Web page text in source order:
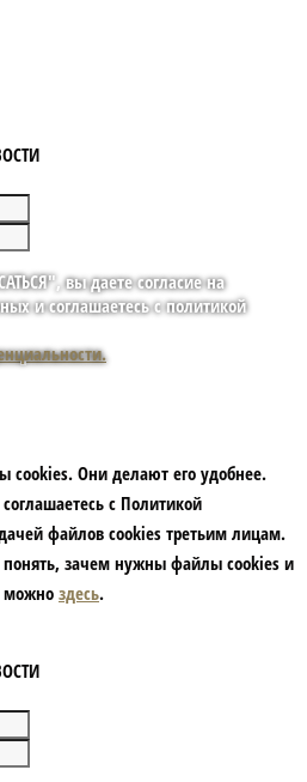
вы даете согласие на
и соглашаетесь с политикой
cookies. Они делают его удобнее.
с Политикой
файлов cookies третьим лицам.
понять, зачем нужны файлы сookies и
можно здесь.